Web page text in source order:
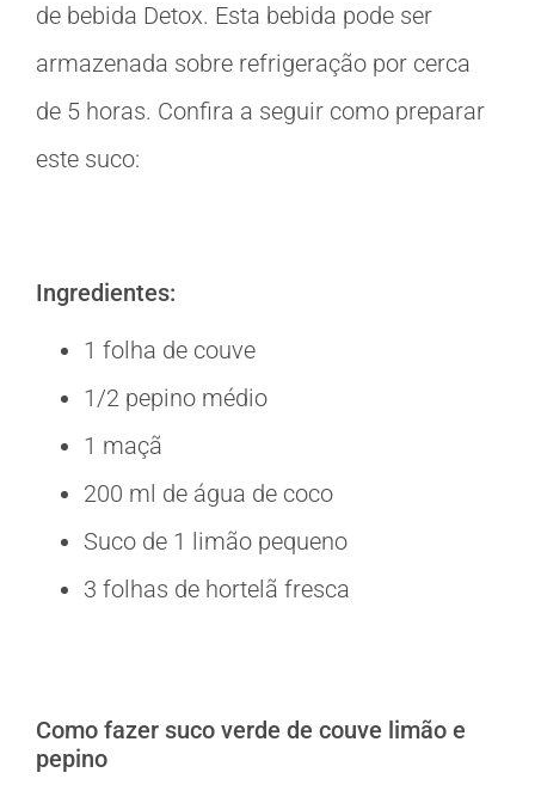
de bebida Detox. Esta bebida pode ser
armazenada sobre refrigeração por cerca
de 5 horas. Confira a seguir como preparar
este suco:
Ingredientes:
1 folha de couve
1/2 pepino médio
1 maçã
200 ml de água de coco
Suco de 1 limão pequeno
3 folhas de hortelã fresca
Como fazer suco verde de couve limão e
pepino